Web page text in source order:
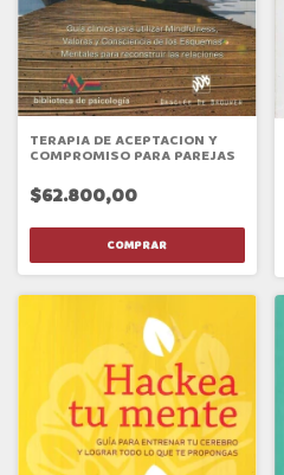
TERAPIA DE ACEPTACION Y
COMPROMISO PARA PAREJAS
$62.800,00